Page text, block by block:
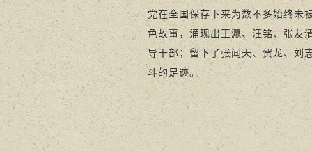
党在全国保存下来为数不多始终未
色故事，涌现出王瀛、汪铭、张友
导干部；留下了张闻天、贺龙、刘
斗的足迹。